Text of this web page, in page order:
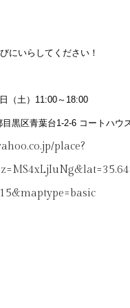
にいらしてください！
日（土） 11:00～ 18:00
目黒区青葉台1-2-6 コートハウ
place?